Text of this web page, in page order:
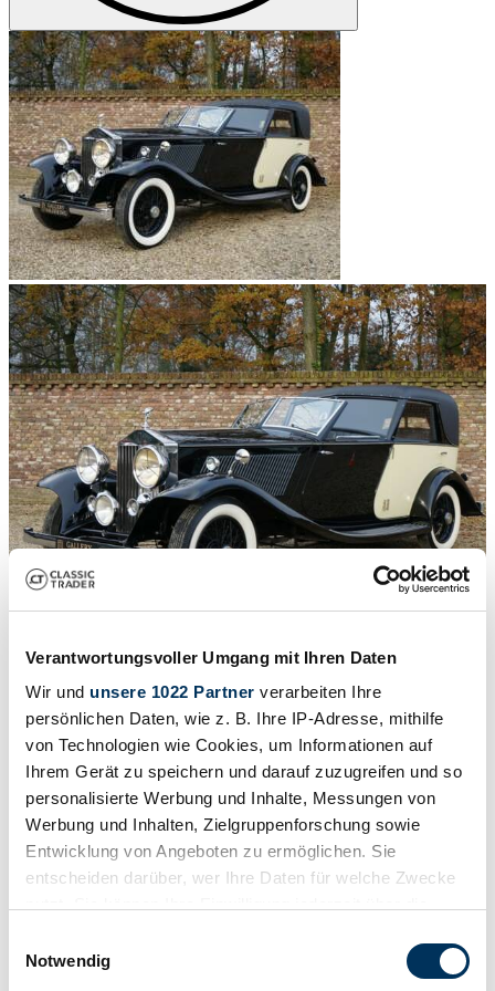
Verantwortungsvoller Umgang mit Ihren Daten
Wir und unsere 1022 Partner verarbeiten Ihre
persönlichen Daten, wie z. B. Ihre IP-Adresse, mithilfe
von Technologien wie Cookies, um Informationen auf
Ihrem Gerät zu speichern und darauf zuzugreifen und so
personalisierte Werbung und Inhalte, Messungen von
Werbung und Inhalten, Zielgruppenforschung sowie
Entwicklung von Angeboten zu ermöglichen. Sie
entscheiden darüber, wer Ihre Daten für welche Zwecke
Trigger Symbol ändern oder widerrufen
Notwendig
/50
1933 | Rolls-Royce 20/25 HP Freestone & Webb
Rolls-Royce 20/25 Freestone and Webb "Sparked by Passion"
"Sparked by Passion" - High-quality re-creation of a bespoke
Rolls,Based on an idea by the Phantom II Brewster Town
Brougham - built for 24-year-old Constance Bennett known for her
good tast, The "fine wine" cabinet is a work of art in its own right
(We know—that’s subjective),Built with a passion for
wood,Documented correctly using the built sheet and photos in a
history file,
$258,867